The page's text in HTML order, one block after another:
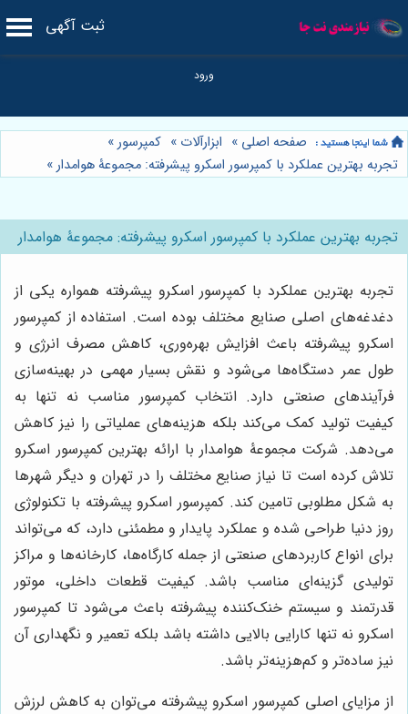
ثبت آگهی
صفحه اصلی » ابزارآلات » کمپرسور»
تجربه بهترین عملکرد با کمپرسور اسکرو پیشرفته: مجموعۀ هوامدار»
تجربه بهترین عملکرد با کمپرسور اسکرو پیشرفته: مجموعۀ هوامدار
تجربه بهترین عملکرد با کمپرسور اسکرو پیشرفته همواره یکی از
دغدغه‌های اصلی صنایع مختلف بوده است. استفاده از کمپرسور
اسکرو پیشرفته باعث افزایش بهره‌وری، کاهش مصرف انرژی و
طول عمر دستگاه‌ها می‌شود و نقش بسیار مهمی در بهینه‌سازی
فرآیندهای صنعتی دارد. انتخاب کمپرسور مناسب نه تنها به
کیفیت تولید کمک می‌کند بلکه هزینه‌های عملیاتی را نیز کاهش
می‌دهد. شرکت مجموعۀ هوامدار با ارائه بهترین کمپرسور اسکرو
تلاش کرده است تا نیاز صنایع مختلف را در تهران و دیگر شهرها
به شکل مطلوبی تامین کند. کمپرسور اسکرو پیشرفته با تکنولوژی
روز دنیا طراحی شده و عملکرد پایدار و مطمئنی دارد، که می‌تواند
برای انواع کاربردهای صنعتی از جمله کارگاه‌ها، کارخانه‌ها و مراکز
تولیدی گزینه‌ای مناسب باشد. کیفیت قطعات داخلی، موتور
قدرتمند و سیستم خنک‌کننده پیشرفته باعث می‌شود تا کمپرسور
اسکرو نه تنها کارایی بالایی داشته باشد بلکه تعمیر و نگهداری آن
نیز ساده‌تر و کم‌هزینه‌تر باشد.
از مزایای اصلی کمپرسور اسکرو پیشرفته می‌توان به کاهش لرزش